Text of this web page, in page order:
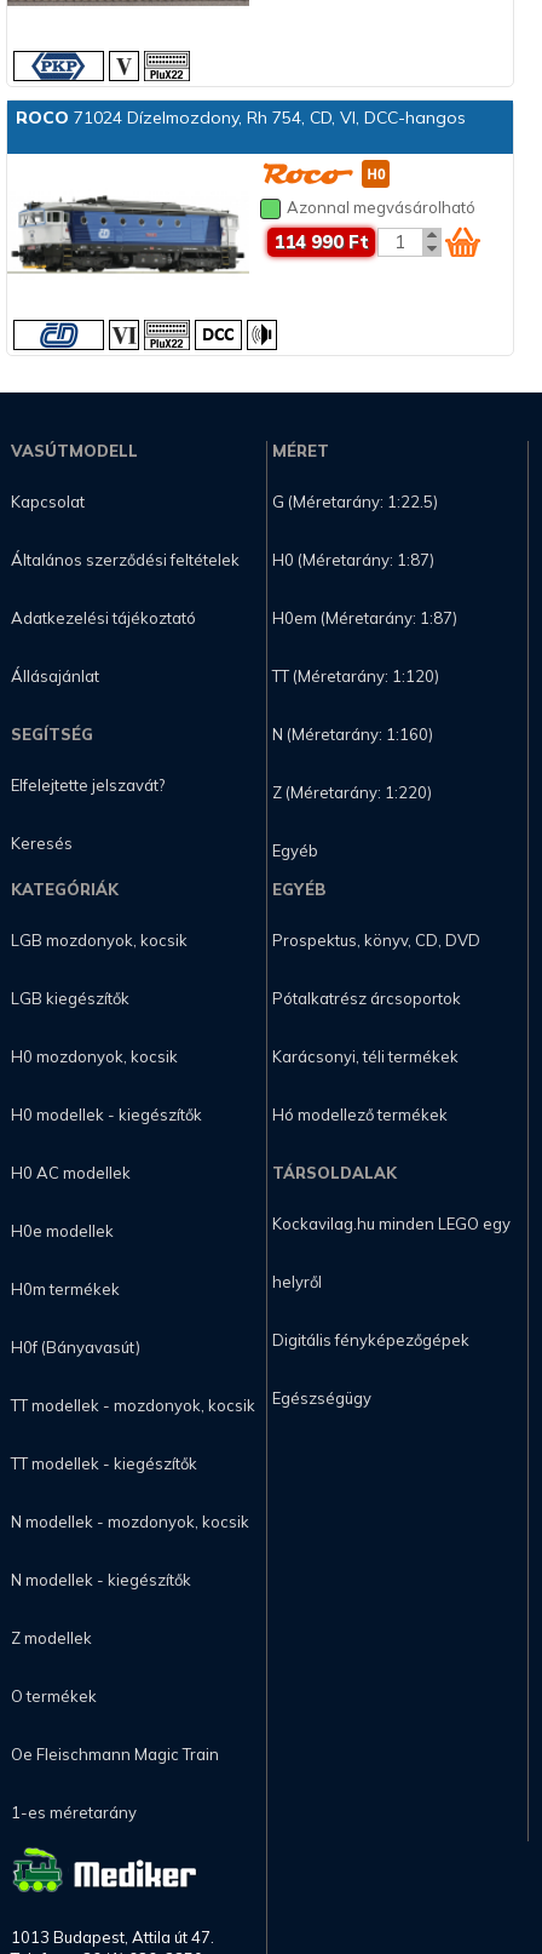
ROCO 71024 Dízelmozdony, Rh 754, CD, VI, DCC-hangos
Azonnal megvásárolható
114 990 Ft
VASÚTMODELL
Kapcsolat
Általános szerződési feltételek
Adatkezelési tájékoztató
Állásajánlat
SEGÍTSÉG
Elfelejtette jelszavát?
Keresés
MÉRET
G (Méretarány: 1:22.5)
H0 (Méretarány: 1:87)
H0em (Méretarány: 1:87)
TT (Méretarány: 1:120)
N (Méretarány: 1:160)
Z (Méretarány: 1:220)
Egyéb
KATEGÓRIÁK
LGB mozdonyok, kocsik
LGB kiegészítők
H0 mozdonyok, kocsik
H0 modellek - kiegészítők
H0 AC modellek
H0e modellek
H0m termékek
H0f (Bányavasút)
TT modellek - mozdonyok, kocsik
TT modellek - kiegészítők
N modellek - mozdonyok, kocsik
N modellek - kiegészítők
Z modellek
O termékek
Oe Fleischmann Magic Train
1-es méretarány
EGYÉB
Prospektus, könyv, CD, DVD
Pótalkatrész árcsoportok
Karácsonyi, téli termékek
Hó modellező termékek
TÁRSOLDALAK
Kockavilag.hu minden LEGO egy
helyről
Digitális fényképezőgépek
Egészségügy
1013 Budapest, Attila út 47.